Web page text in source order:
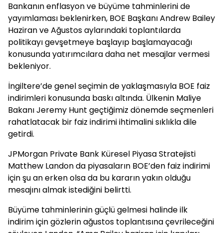
Bankanın enflasyon ve büyüme tahminlerini de
yayımlaması beklenirken, BOE Başkanı Andrew Bailey
Haziran ve Ağustos aylarındaki toplantılarda
politikayı gevşetmeye başlayıp başlamayacağı
konusunda yatırımcılara daha net mesajlar vermesi
bekleniyor.
İngiltere’de genel seçimin de yaklaşmasıyla BOE faiz
indirimleri konusunda baskı altında. Ülkenin Maliye
Bakanı Jeremy Hunt geçtiğimiz dönemde seçmenleri
rahatlatacak bir faiz indirimi ihtimalini sıklıkla dile
getirdi.
JPMorgan Private Bank Küresel Piyasa Stratejisti
Matthew Landon da piyasaların BOE’den faiz indirimi
için şu an erken olsa da bu kararın yakın olduğu
mesajını almak istediğini belirtti.
Büyüme tahminlerinin güçlü gelmesi halinde ilk
indirim için gözlerin ağustos toplantısına çevrileceğini